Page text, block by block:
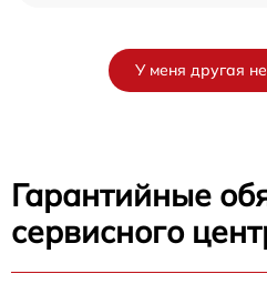
У меня другая
Гарантийные
сервисного